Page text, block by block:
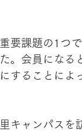
要課題の1つで
。会員になる
することによ
キャンパスを